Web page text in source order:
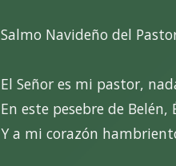
Salmo Navideño del
El Señor es mi pastor,
En este pesebre de Belén,
Y a mi corazón